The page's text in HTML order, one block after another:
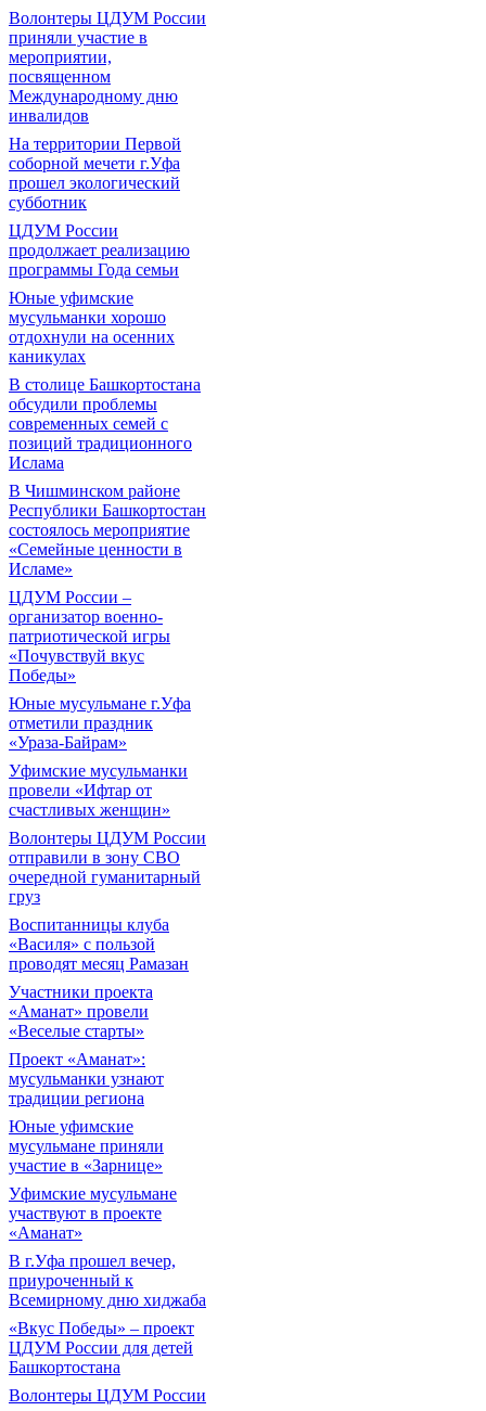
Волонтеры ЦДУМ России
приняли участие в
мероприятии,
посвященном
Международному дню
инвалидов
На территории Первой
соборной мечети г.Уфа
прошел экологический
субботник
ЦДУМ России
продолжает реализацию
программы Года семьи
Юные уфимские
мусульманки хорошо
отдохнули на осенних
каникулах
В столице Башкортостана
обсудили проблемы
современных семей с
позиций традиционного
Ислама
В Чишминском районе
Республики Башкортостан
состоялось мероприятие
«Семейные ценности в
Исламе»
ЦДУМ России –
организатор военно-
патриотической игры
«Почувствуй вкус
Победы»
Юные мусульмане г.Уфа
отметили праздник
«Ураза-Байрам»
Уфимские мусульманки
провели «Ифтар от
счастливых женщин»
Волонтеры ЦДУМ России
отправили в зону СВО
очередной гуманитарный
груз
Воспитанницы клуба
«Василя» с пользой
проводят месяц Рамазан
Участники проекта
«Аманат» провели
«Веселые старты»
Проект «Аманат»:
мусульманки узнают
традиции региона
Юные уфимские
мусульмане приняли
участие в «Зарнице»
Уфимские мусульмане
участвуют в проекте
«Аманат»
В г.Уфа прошел вечер,
приуроченный к
Всемирному дню хиджаба
«Вкус Победы» – проект
ЦДУМ России для детей
Башкортостана
Волонтеры ЦДУМ России